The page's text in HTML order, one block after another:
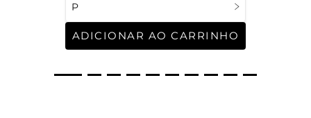
P
ADICIONAR AO CARRINHO